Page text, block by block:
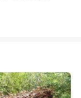
가지고 다 보고 있는